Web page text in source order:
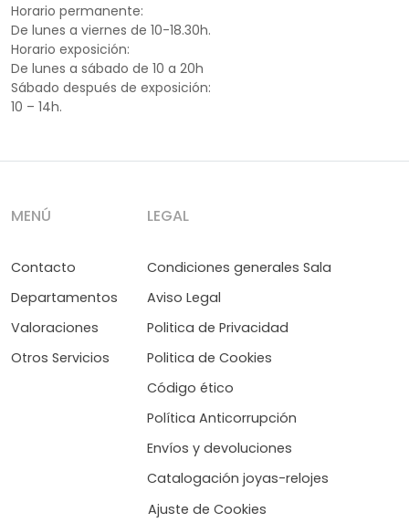
Horario permanente:
De lunes a viernes de 10-18.30h.
Horario exposición:
De lunes a sábado de 10 a 20h
Sábado después de exposición:
10 – 14h.
MENÚ
Contacto
Departamentos
Valoraciones
Otros Servicios
LEGAL
Condiciones generales Sala
Aviso Legal
Politica de Privacidad
Politica de Cookies
Código ético
Política Anticorrupción
Envíos y devoluciones
Catalogación joyas-relojes
Ajuste de Cookies